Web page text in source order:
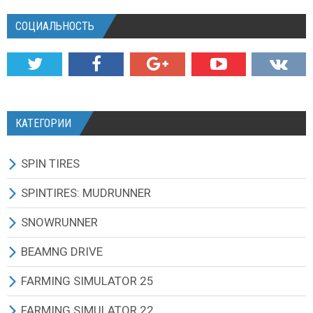
СОЦИАЛЬНОСТЬ
КАТЕГОРИИ
SPIN TIRES
СКАЧАТЬ ИГРУ
ВСЕ МОДЫ
ТЕХНИКА
КАРТЫ
ТЕКСТУРЫ И ЗВУКИ
SPINTIRES: MUDRUNNER
ВСЕ МОДЫ
ГРУЗОВИКИ
ВНЕДОРОЖНИКИ
ЛЕГКОВЫЕ АВТОМОБИЛИ
SNOWRUNNER
ВСЕ МОДЫ
ГРУЗОВИКИ
ВНЕДОРОЖНИКИ
BEAMNG DRIVE
BEAMNG DRIVE ИГРА И ОБНОВЛЕНИЯ
ВСЕ МОДЫ
FARMING SIMULATOR 25